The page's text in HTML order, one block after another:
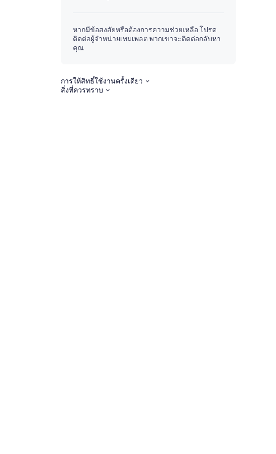
หากมีข้อสงสัยหรือต้องการความช่วยเหลือ โปรด
ติดต่อผู้จำหน่ายเทมเพลต พวกเขาจะติดต่อกลับหา
คุณ
การให้สิทธิ์ใช้งานครั้งเดียว
สิ่งที่ควรทราบ